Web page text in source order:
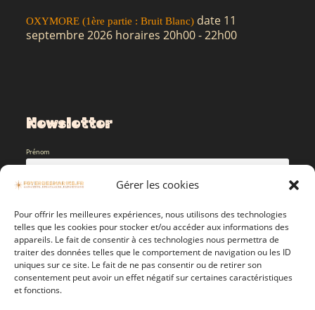
Gérer les cookies
Pour offrir les meilleures expériences, nous utilisons des technologies
telles que les cookies pour stocker et/ou accéder aux informations des
appareils. Le fait de consentir à ces technologies nous permettra de
traiter des données telles que le comportement de navigation ou les ID
uniques sur ce site. Le fait de ne pas consentir ou de retirer son
consentement peut avoir un effet négatif sur certaines caractéristiques
et fonctions.
OXYMORE (1ère partie : Bruit Blanc) date 11
septembre 2026 horaires 20h00 - 22h00
Newsletter
Prénom
E-mail
Accepter la Politique de confidentialité